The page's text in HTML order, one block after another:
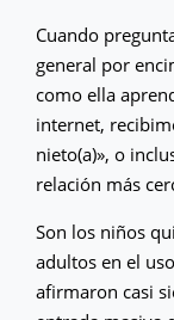
Cuando
general por
como ella
internet,
nieto(a)», o
relación más
Son los niños
adultos en el
afirmaron casi